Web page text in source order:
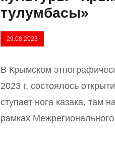
тулумбасы»
29.08.2023
В Крымском
2023 г. состоялось
ступает нога казака, там
рамках